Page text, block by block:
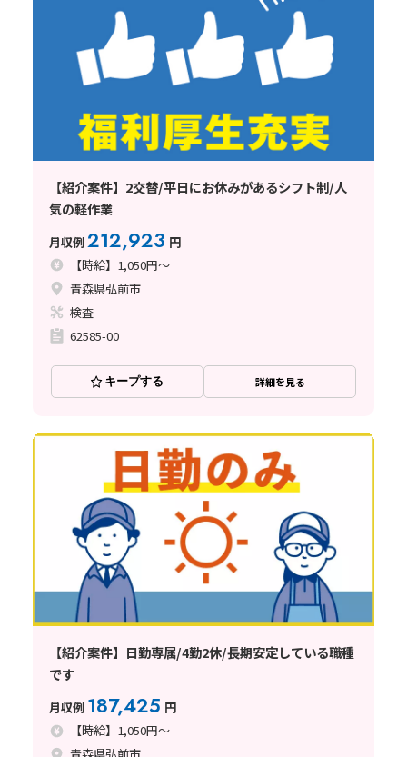
【紹介案件】2交替/平日にお休みがあるシフト制/人
気の軽作業
月収例212,923 円
【時給】1,050円～
青森県弘前市
検査
62585-00
キープする 詳細を見る
【紹介案件】日勤専属/4勤2休/長期安定している職種
です
月収例 187,425 円
【時給】1,050円～